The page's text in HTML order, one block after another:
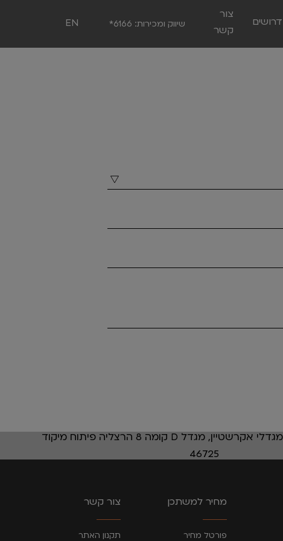
דרושים
צור
קשר
שיווק ומכירות: *6166
EN
רחוב אבא אבן 12 מגדלי אקרשטיין, מגדל D קומה 8 הרצליה פיתוח מיקוד
46725
מחיר למשתכן
פורטל מחיר
צור קשר
תקנון האתר